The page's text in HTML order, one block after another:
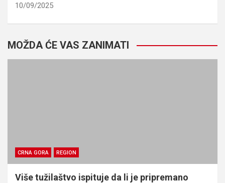
10/09/2025
MOŽDA ĆE VAS ZANIMATI
CRNA GORA REGION
Više tužilaštvo ispituje da li je pripremano